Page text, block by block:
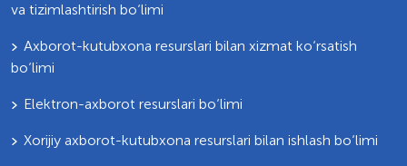
va tizimlashtirish bo‘limi
Axborot-kutubxona resurslari bilan xizmat ko‘rsatish
bo‘limi
Elektron-axborot resurslari bo‘limi
Xorijiy axborot-kutubxona resurslari bilan ishlash bo‘limi